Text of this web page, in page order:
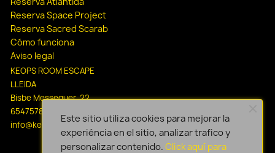
Reserva Space Project
Reserva Sacred Scarab
Cómo funciona
Aviso legal
KEOPS ROOM ESCAPE
LLEIDA
Bisbe Messeguer, 22
654757806
info@keopsescapelleida.com
Este sitio utiliza cookies para mejorar la
experiéncia en el sitio, analizar trafico y
personalizar contenido. Click aquí para